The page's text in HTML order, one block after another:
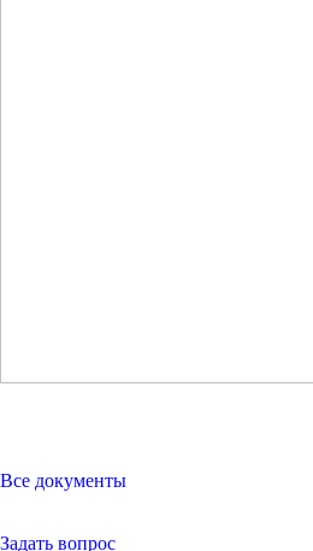
Все документы
Задать вопрос